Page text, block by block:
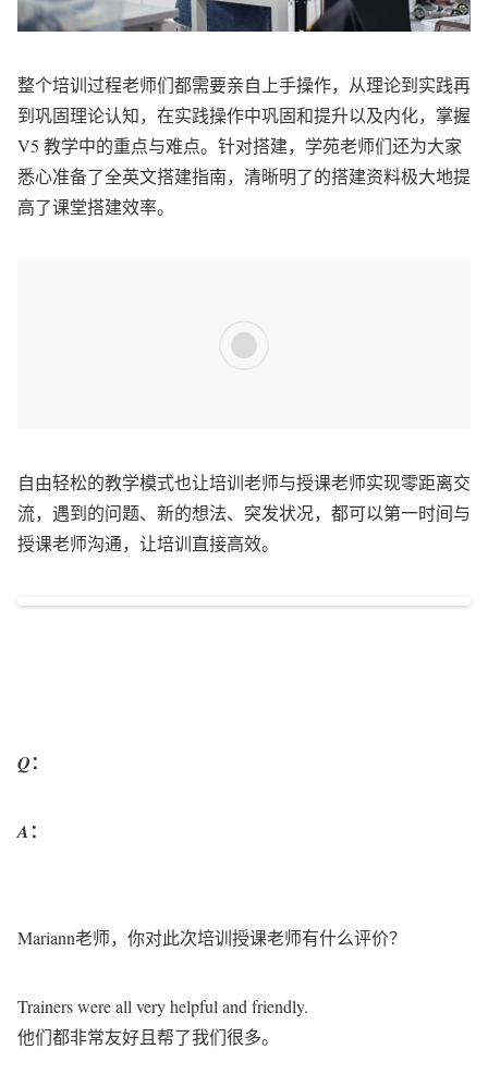
整个培训过程老师们都需要亲自上手操作，从理论到实践再
到巩固理论认知，在实践操作中巩固和提升以及内化，掌握
V5 教学中的重点与难点。针对搭建，学苑老师们还为大家
悉心准备了全英文搭建指南，清晰明了的搭建资料极大地提
高了课堂搭建效率。
自由轻松的教学模式也让培训老师与授课老师实现零距离交
流，遇到的问题、新的想法、突发状况，都可以第一时间与
授课老师沟通，让培训直接高效。
Q：
A：
Mariann老师，你对此次培训授课老师有什么评价？
Trainers were all very helpful and friendly.
他们都非常友好且帮了我们很多。